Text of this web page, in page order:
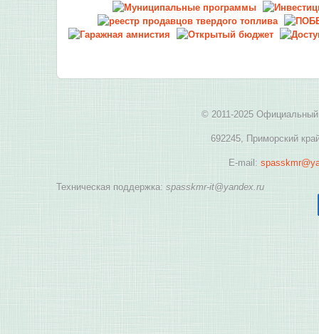
© 2011-2025 Официальный
692245, Приморский
E-mail:
Техническая поддержка: spasskmr-it@yandex.ru